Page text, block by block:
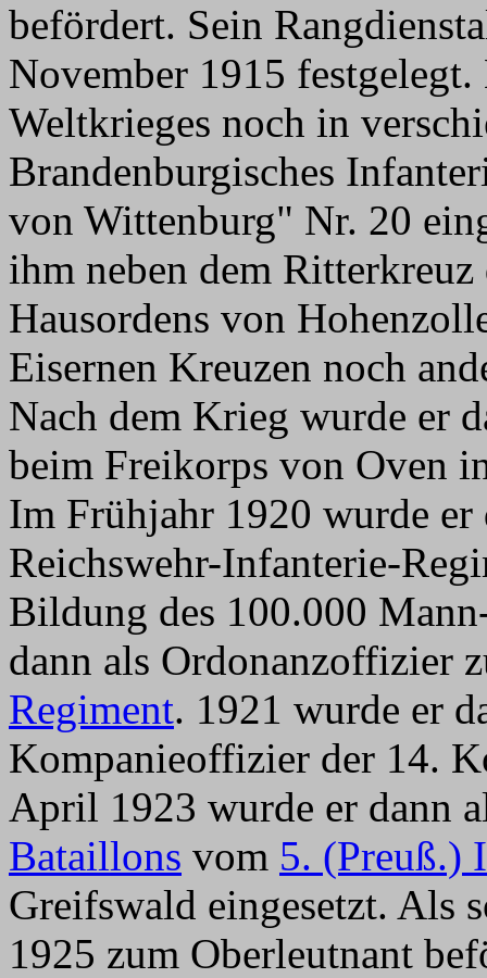
befördert. Sein
November 1915
Weltkrieges noch in
Brandenburgisches
von Wittenburg" Nr. 20
ihm neben dem
Hausordens von
Eisernen Kreuzen noch
Nach dem Krieg wurde er
beim Freikorps von Oven
Im Frühjahr 1920 wurde er
Reichswehr-Infanterie-
Bildung des 100.000
dann als Ordonanzoffizier
Regiment. 1921 wurde er
Kompanieoffizier der 14.
April 1923 wurde er dann
Bataillons vom 5. (Preuß.)
Greifswald eingesetzt. Als
1925 zum Oberleutnant